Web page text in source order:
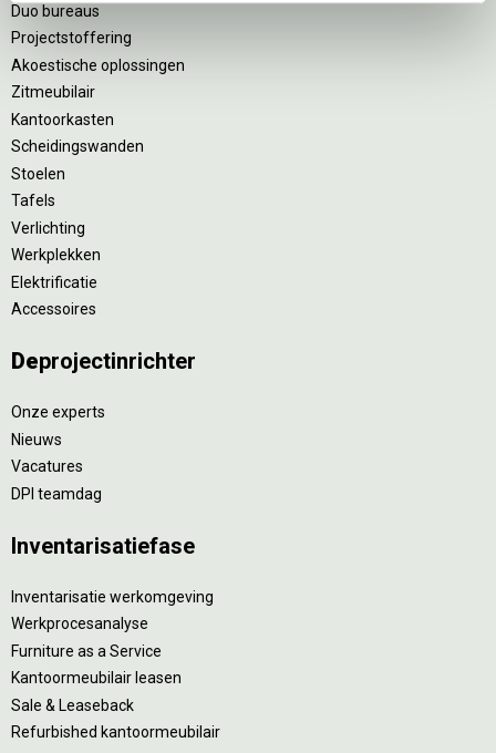
Duo bureaus
Projectstoffering
Akoestische oplossingen
Zitmeubilair
Kantoorkasten
Scheidingswanden
Stoelen
Tafels
Verlichting
Werkplekken
Elektrificatie
Accessoires
Deprojectinrichter
Onze experts
Nieuws
Vacatures
DPI teamdag
Inventarisatiefase
Inventarisatie werkomgeving
Werkprocesanalyse
Furniture as a Service
Kantoormeubilair leasen
Sale & Leaseback
Refurbished kantoormeubilair